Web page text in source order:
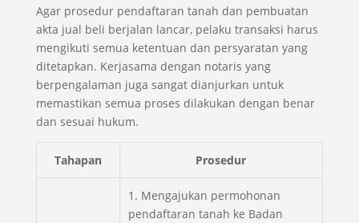
Agar prosedur pendaftaran tanah dan pembuatan
akta jual beli berjalan lancar, pelaku transaksi harus
mengikuti semua ketentuan dan persyaratan yang
ditetapkan. Kerjasama dengan notaris yang
berpengalaman juga sangat dianjurkan untuk
memastikan semua proses dilakukan dengan benar
dan sesuai hukum.
Tahapan Prosedur
1. Mengajukan permohonan
pendaftaran tanah ke Badan